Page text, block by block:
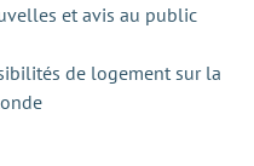
et avis au public
de logement sur la